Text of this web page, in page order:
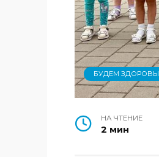
БУДЕМ ЗДОРОВЫ
НА ЧТЕНИЕ
2 мин